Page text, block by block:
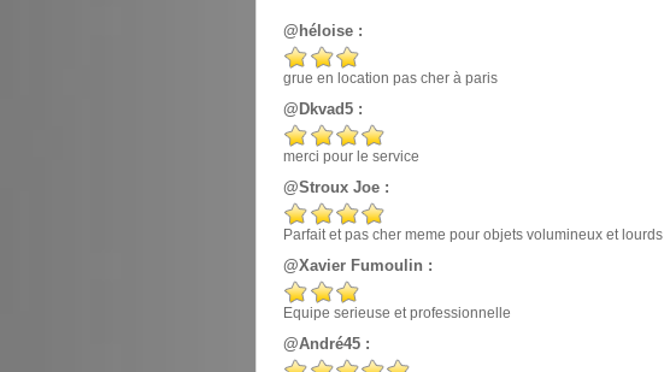
@héloise :
grue en location pas cher à paris
@Dkvad5 :
merci pour le service
@Stroux Joe :
Parfait et pas cher meme pour objets volumineux et lourds
@Xavier Fumoulin :
Equipe serieuse et professionnelle
@André45 :